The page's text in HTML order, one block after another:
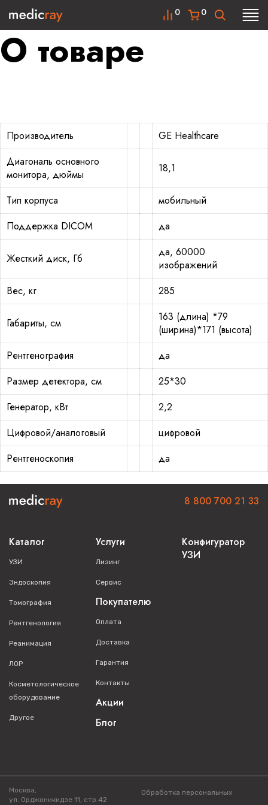
0
0
О товаре
Производитель
GE Healthcare
Диагональ основного
монитора, дюймы
18,1
Тип корпуса
мобильный
Поддержка DICOM
да
Жесткий диск, Гб
да, 60000
изображений
Вес, кг
285
Габариты, см
163 (длина) *79
(ширина)*171 (высота)
Рентгенография
да
Размер детектора, см
25*30
Генератор, кВт
2,2
Цифровой/аналоговый
цифровой
Рентгеноскопия
да
Каталог
УЗИ
Эндоскопия
Томография
Рентгенология
Реанимация
ЛОР
Косметологическое
оборудование
Другое
Услуги
Лизинг
Сервис
Покупателю
Оплата
Доставка
Гарантия
Контакты
Акции
Блог
Конфигуратор
УЗИ
8 800 700 21 33
Москва,
ул. Орджоникидзе 11, стр.42
Обработка персональных